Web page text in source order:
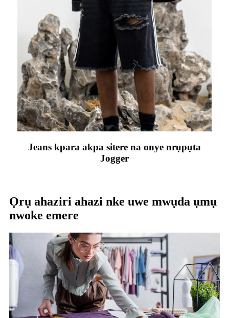
Jeans kpara akpa sitere na onye nrụpụta
Jogger
Ọrụ ahaziri ahazi nke uwe mwụda ụmụ
nwoke emere